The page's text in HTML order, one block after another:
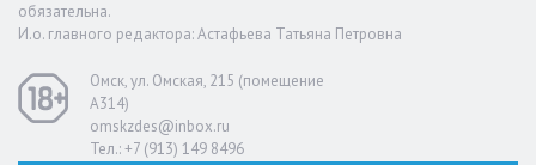
обязательна.
И.о. главного редактора: Астафьева Татьяна Петровна
Омск, ул. Омская, 215 (помещение
А314)
omskzdes@inbox.ru
Тел.: +7 (913) 149 8496